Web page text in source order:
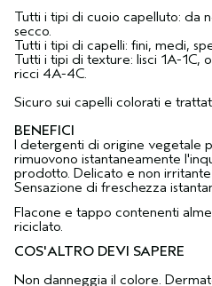
Tutti i tipi di cuoio capelluto: da
secco.
Tutti i tipi di capelli: fini, medi,
Tutti i tipi di texture: lisci 1A-1C,
ricci 4A-4C.
Sicuro sui capelli colorati e
BENEFICI
I detergenti di origine vegetale
rimuovono istantaneamente
prodotto. Delicato e non
Sensazione di freschezza
Flacone e tappo contenenti
riciclato.
COS'ALTRO DEVI SAPERE
Non danneggia il colore.